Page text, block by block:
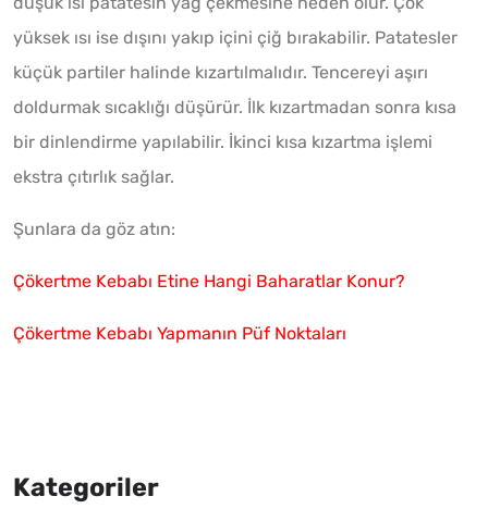
yüksek ısı ise dışını yakıp içini çiğ bırakabilir. Patatesler
küçük partiler halinde kızartılmalıdır. Tencereyi aşırı
doldurmak sıcaklığı düşürür. İlk kızartmadan sonra kısa
bir dinlendirme yapılabilir. İkinci kısa kızartma işlemi
ekstra çıtırlık sağlar.
Şunlara da göz atın:
Çökertme Kebabı Etine Hangi Baharatlar Konur?
Çökertme Kebabı Yapmanın Püf Noktaları
Kategoriler